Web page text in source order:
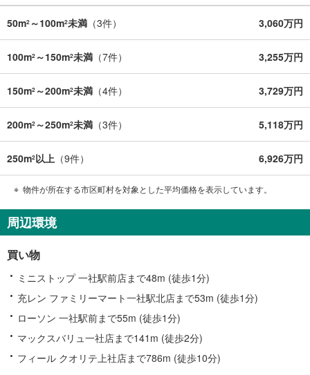
50m2 ～100m2未満 （3件） 3,060万円
100m2 ～150m2未満 （7件） 3,255万円
150m2 ～200m2未満 （4件） 3,729万円
200m2 ～250m2未満 （3件） 5,118万円
250m2以上 （9件） 6,926万円
物件が所在する市区町村を対象とした平均価格を表示しています。
周辺環境
買い物
ミニストップ 一社駅前店まで48m (徒歩1分)
充レン ファミリーマート一社駅北店まで53m (徒歩1分)
ローソン 一社駅前まで55m (徒歩1分)
マックスバリュ一社店まで141m (徒歩2分)
フィール クオリテ上社店まで786m (徒歩10分)